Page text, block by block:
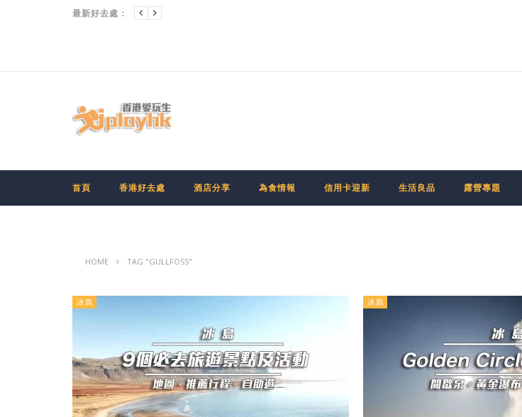
最新好去處：
九龍
首頁 香港好去處 酒店分享 為食情報 信用卡迎新 生活良品 露營專題
HOME TAG "GULLFOSS"
冰島 冰島